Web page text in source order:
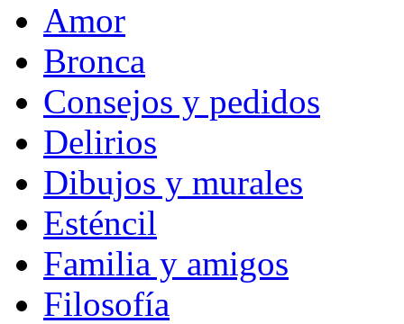
Amor
Bronca
Consejos y pedidos
Delirios
Dibujos y murales
Esténcil
Familia y amigos
Filosofía